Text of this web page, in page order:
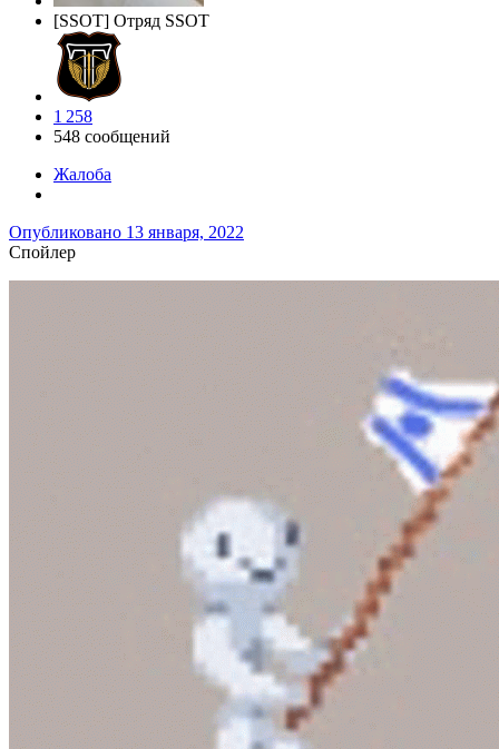
[SSOT] Отряд SSOT
1 258
548 сообщений
Жалоба
Опубликовано 13 января, 2022
Спойлер